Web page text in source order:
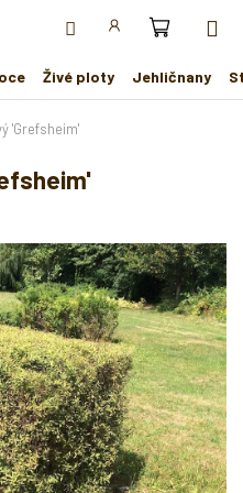
Živé ploty Jehličnany
'Grefsheim'